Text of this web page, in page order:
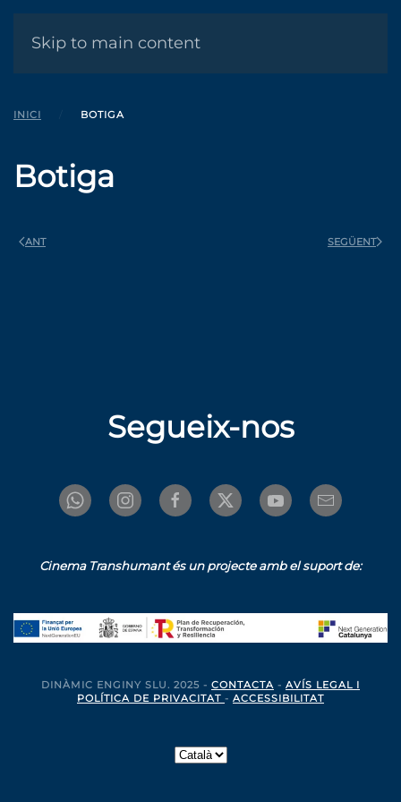
Skip to main content
INICI BOTIGA
Botiga
ANT SEGÜENT
Segueix-nos
Cinema Transhumant és un projecte amb el suport de:
DINÀMIC ENGINY SLU. 2025 - CONTACTA - AVÍS LEGAL I
POLÍTICA DE PRIVACITAT - ACCESSIBILITAT